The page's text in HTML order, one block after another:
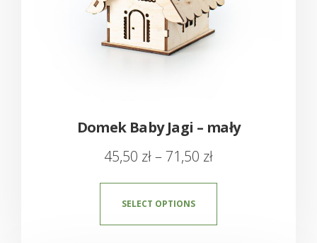
Domek Baby Jagi – mały
45,50 zł–71,50 zł
SELECT OPTIONS